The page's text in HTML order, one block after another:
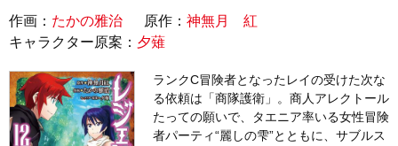
作画： たかの雅治 原作： 神無月 紅
キャラクター原案： 夕薙
ランクC冒険者となったレイの受けた次な
る依頼は「商隊護衛」。商人アレクトール
たっての願いで、タエニア率いる女性冒険
者パーティ“麗しの雫”とともに、サブルス